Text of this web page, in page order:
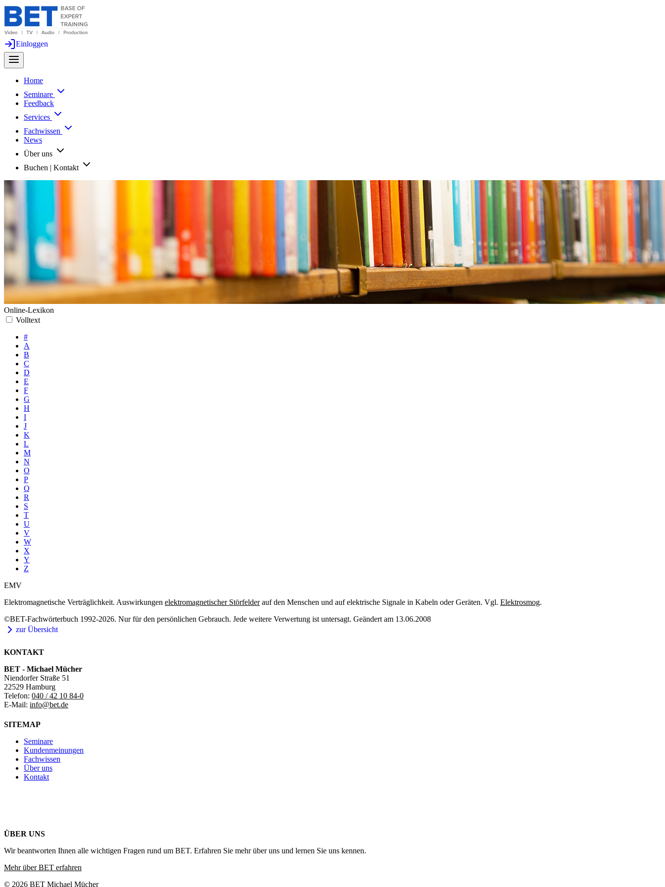
Einloggen
Home
Seminare
Feedback
Services
Fachwissen
News
Über uns
Buchen | Kontakt
Online-Lexikon
Volltext
#
A
B
C
D
E
F
G
H
I
J
K
L
M
N
O
P
Q
R
S
T
U
V
W
X
Y
Z
EMV
Elektromagnetische Verträglichkeit. Auswirkungen elektromagnetischer Störfelderauf den Menschen und auf elektrische Signale in Kabeln oder Geräten. Vgl. Elektrosmog.
©BET-Fachwörterbuch 1992-2026. Nur für den persönlichen Gebrauch. Jede weitere Verwertung ist untersagt. Geändert am 13.06.2008
zur Übersicht
KONTAKT
BET - Michael Mücher
Niendorfer Straße 51
22529 Hamburg
Telefon: 040 / 42 10 84-0
E-Mail: info@bet.de
SITEMAP
Seminare
Kundenmeinungen
Fachwissen
Über uns
Kontakt
ÜBER UNS
Wir beantworten Ihnen alle wichtigen Fragen rund um BET. Erfahren Sie mehr über uns und lernen Sie uns kennen.
Mehr über BET erfahren
© 2026 BET Michael Mücher